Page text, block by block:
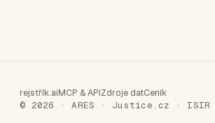
rejstřík.aiMCP & APIZdroje datCeník
© 2026 · ARES · Justice.cz · ISIR